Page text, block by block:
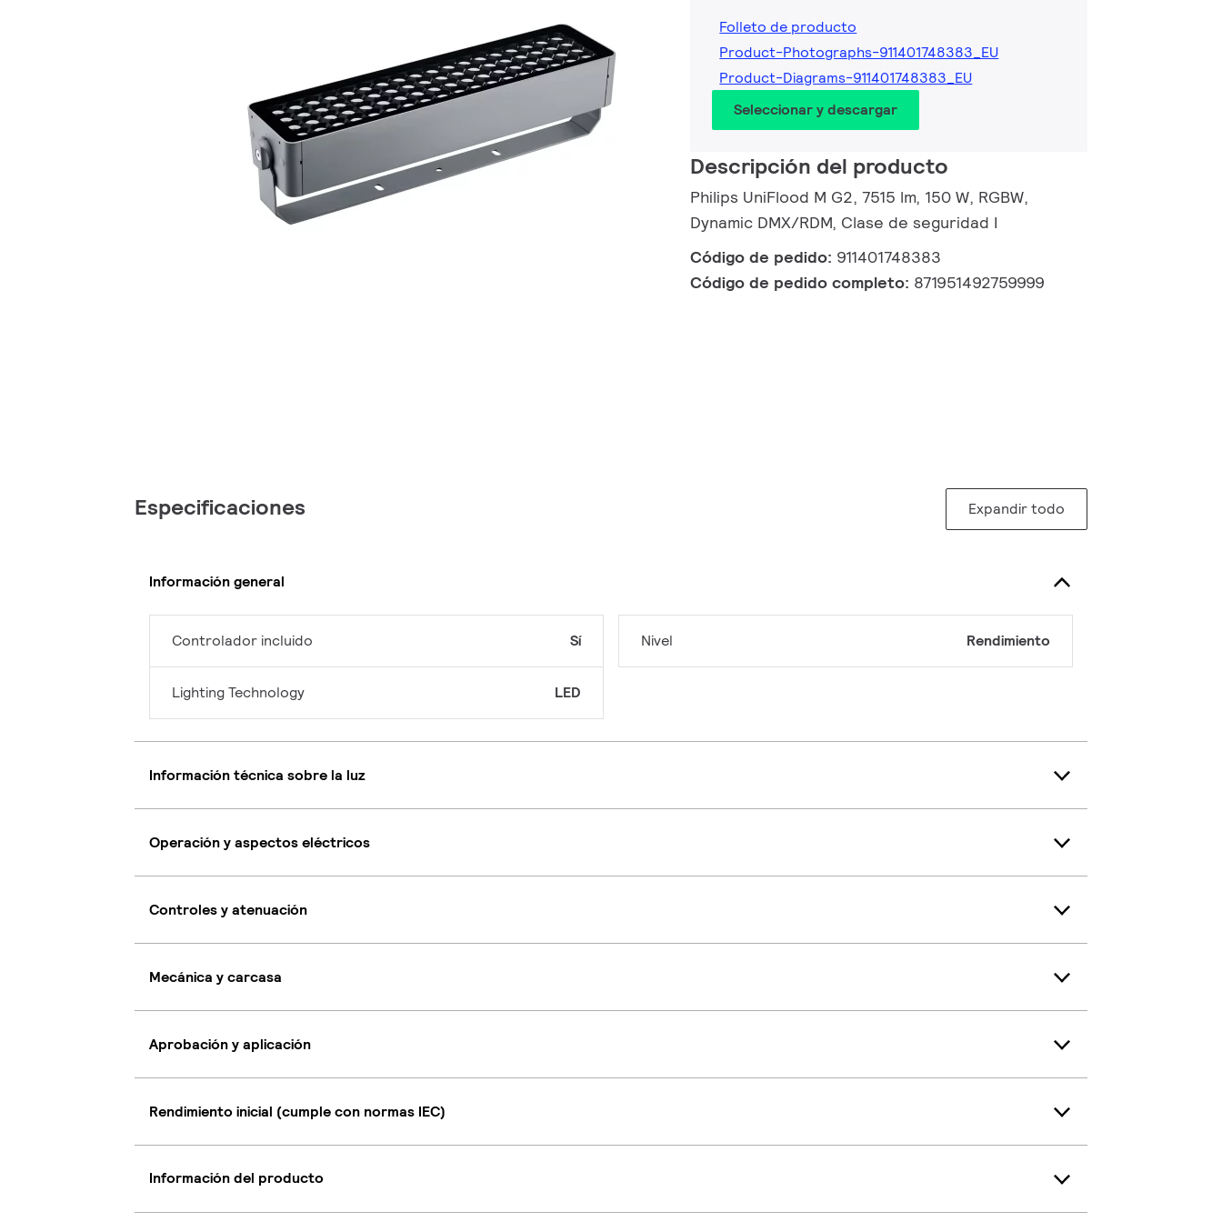
Folleto de producto
Product-Photographs-911401748383_EU
Product-Diagrams-911401748383_EU
Seleccionar y descargar
Descripción del producto
Philips UniFlood M G2, 7515 lm, 150 W, RGBW,
Dynamic DMX/RDM, Clase de seguridad I
Código de pedido: 911401748383
Código de pedido completo: 871951492759999
Especificaciones Expandir todo
Información general
Controlador incluido Sí
Lighting Technology LED
Nivel Rendimiento
Información técnica sobre la luz
Operación y aspectos eléctricos
Controles y atenuación
Mecánica y carcasa
Aprobación y aplicación
Rendimiento inicial (cumple con normas IEC)
Información del producto